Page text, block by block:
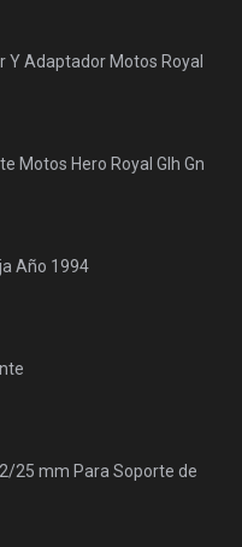
Y Adaptador Motos Royal
Motos Hero Royal Glh Gn
Año 1994
25 mm Para Soporte de